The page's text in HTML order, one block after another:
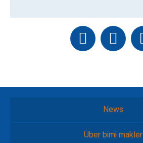
News
Über bimi makler